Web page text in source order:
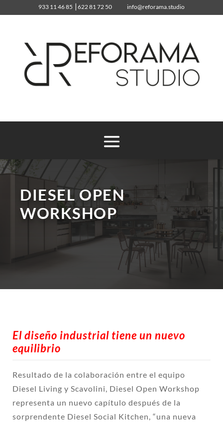
933 11 46 85 622 81 72 50 info@reforama.studio
DIESEL OPEN
WORKSHOP
El diseño industrial tiene un nuevo
equilibrio
Resultado de la colaboración entre el equipo
Diesel Living y Scavolini, Diesel Open Workshop
representa un nuevo capítulo después de la
sorprendente Diesel Social Kitchen, “una nueva